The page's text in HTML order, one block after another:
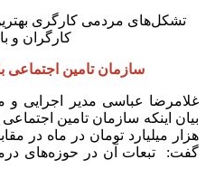
سازمان تامین
‌غلامرضا عباسی‌ مدیر اجرایی و
هزار میلیارد تومان در ماه در
گفت: تبعات آن در حوزه‌های